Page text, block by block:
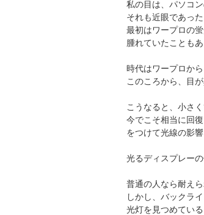
私の目は、パソコ
それも近眼であっ
最初はワープロの
腫れていたこともあ
時代はワープロか
このころから、目
こうなると、小さ
今でこそ相当に回
をつけて光線の影
光るディスプレー
普通の人なら耐えら
しかし、バックラ
光灯を見つめてい